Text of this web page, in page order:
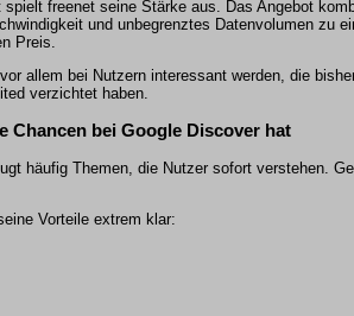
freenet seine Stärke aus. Das Angebot
und unbegrenztes Datenvolumen zu
Preis.
allem bei Nutzern interessant werden, die
verzichtet haben.
Chancen bei Google Discover hat
häufig Themen, die Nutzer sofort verstehen.
Vorteile extrem klar: